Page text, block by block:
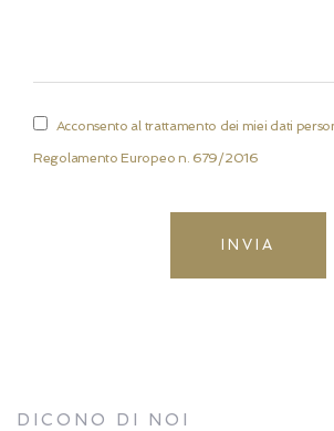
Acconsento al trattamento dei miei dati
Regolamento Europeo n. 679/2016
INVIA
DICONO DI NOI